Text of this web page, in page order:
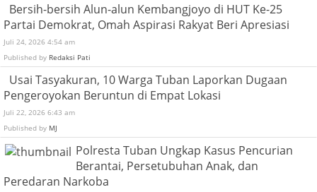
Bersih-bersih Alun-alun Kembangjoyo di HUT Ke-25
Partai Demokrat, Omah Aspirasi Rakyat Beri Apresiasi
Juli 24, 2026 4:54 am
Published by Redaksi Pati
Usai Tasyakuran, 10 Warga Tuban Laporkan Dugaan
Pengeroyokan Beruntun di Empat Lokasi
Juli 22, 2026 6:43 am
Published by MJ
Polresta Tuban Ungkap Kasus Pencurian
Berantai, Persetubuhan Anak, dan
Peredaran Narkoba